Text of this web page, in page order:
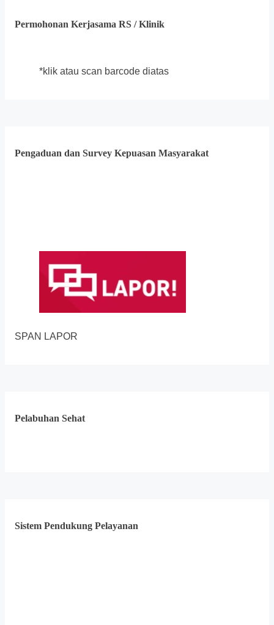
Permohonan Kerjasama RS / Klinik
*klik atau scan barcode diatas
Pengaduan dan Survey Kepuasan Masyarakat
SPAN LAPOR
Pelabuhan Sehat
Sistem Pendukung Pelayanan